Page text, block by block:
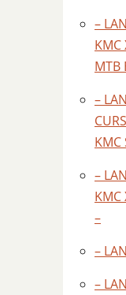
–
KMC
MTB
–
KMC
–
KMC
–
–
–